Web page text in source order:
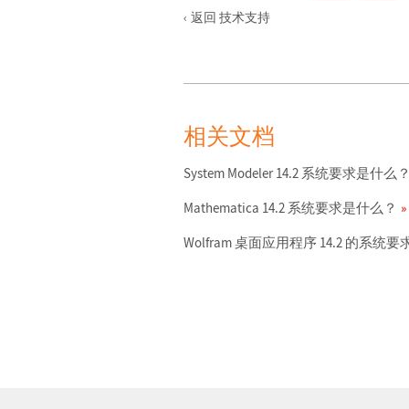
返回 技术支持
相关文档
System Modeler 14.2 系统要求是什么？
Mathematica 14.2 系统要求是什么？
Wolfram 桌面应用程序 14.2 的系统要